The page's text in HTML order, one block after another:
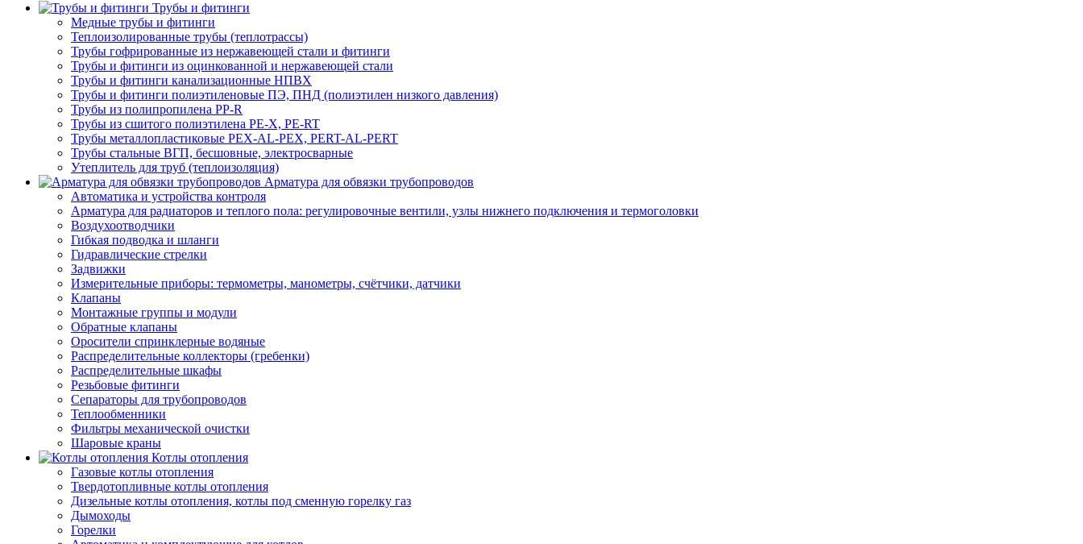
Трубы и фитинги
Медные трубы и фитинги
Теплоизолированные трубы (теплотрассы)
Трубы гофрированные из нержавеющей стали и фитинги
Трубы и фитинги из оцинкованной и нержавеющей стали
Трубы и фитинги канализационные НПВХ
Трубы и фитинги полиэтиленовые ПЭ, ПНД (полиэтилен низкого давления)
Трубы из полипропилена PP-R
Трубы из сшитого полиэтилена PE-X, PE-RT
Трубы металлопластиковые PEX-AL-PEX, PERT-AL-PERT
Трубы стальные ВГП, бесшовные, электросварные
Утеплитель для труб (теплоизоляция)
Арматура для обвязки трубопроводов
Автоматика и устройства контроля
Арматура для радиаторов и теплого пола: регулировочные вентили, узлы нижнего подключения и термоголовки
Воздухоотводчики
Гибкая подводка и шланги
Гидравлические стрелки
Задвижки
Измерительные приборы: термометры, манометры, счётчики, датчики
Клапаны
Монтажные группы и модули
Обратные клапаны
Оросители спринклерные водяные
Распределительные коллекторы (гребенки)
Распределительные шкафы
Резьбовые фитинги
Сепараторы для трубопроводов
Теплообменники
Фильтры механической очистки
Шаровые краны
Котлы отопления
Газовые котлы отопления
Твердотопливные котлы отопления
Дизельные котлы отопления, котлы под сменную горелку газ
Дымоходы
Горелки